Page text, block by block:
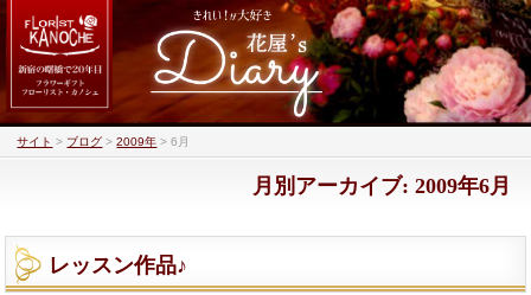
サイト > ブログ >2009年 >6月
月別アーカイブ: 2009年6月
レッスン作品♪